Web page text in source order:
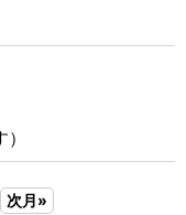
次月»